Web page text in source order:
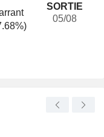
SORTIE
05/08